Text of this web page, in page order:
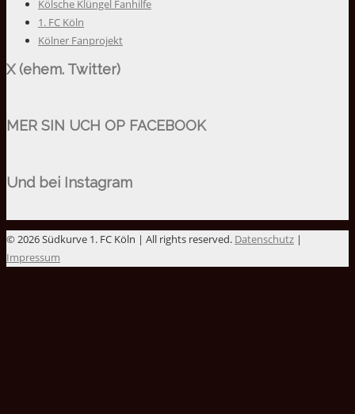
Kölsche Klüngel Fanhilfe
1. FC Köln
Kölner Fanprojekt
X (ehem. Twitter)
MER SIN UCH OP FACEBOOK
Und bei Instagram
© 2026 Südkurve 1. FC Köln | All rights reserved. Datenschutz |
Impressum